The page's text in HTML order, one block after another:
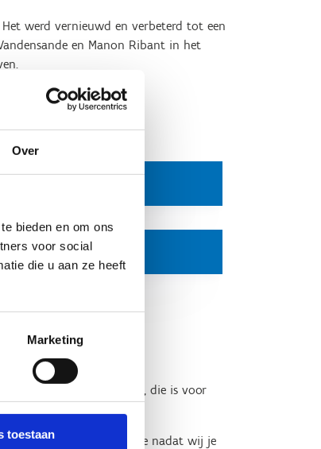
Over
bieden en om ons
voor social
die u aan ze heeft
Marketing
toestaan
Het werd vernieuwd en verbeterd tot een
en Manon Ribant in het
helemaal gratis.
te lezen.
de tutorialvideo
ons dan jouw feedback, die is voor
sportfederatie, dan krijg je nadat wij je